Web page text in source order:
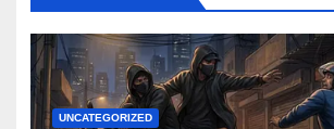
UNCATEGORIZED